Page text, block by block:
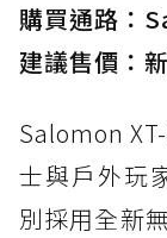
購買通路：
建議售價：
Salomon
士與戶外玩
別採用全新